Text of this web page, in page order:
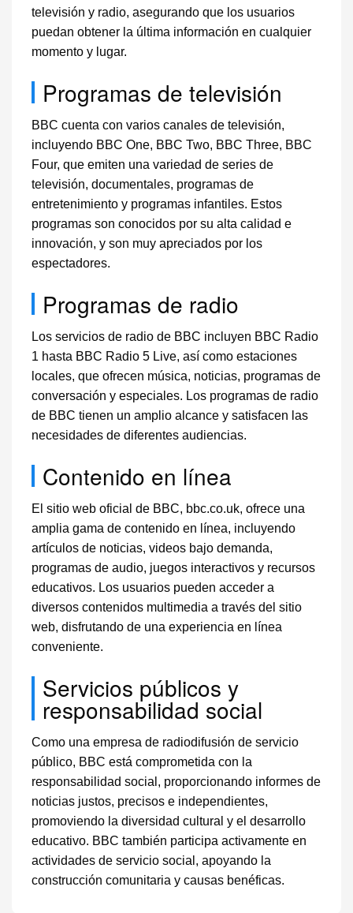
televisión y radio, asegurando que los usuarios
puedan obtener la última información en cualquier
momento y lugar.
Programas de televisión
BBC cuenta con varios canales de televisión,
incluyendo BBC One, BBC Two, BBC Three, BBC
Four, que emiten una variedad de series de
televisión, documentales, programas de
entretenimiento y programas infantiles. Estos
programas son conocidos por su alta calidad e
innovación, y son muy apreciados por los
espectadores.
Programas de radio
Los servicios de radio de BBC incluyen BBC Radio
1 hasta BBC Radio 5 Live, así como estaciones
locales, que ofrecen música, noticias, programas de
conversación y especiales. Los programas de radio
de BBC tienen un amplio alcance y satisfacen las
necesidades de diferentes audiencias.
Contenido en línea
El sitio web oficial de BBC, bbc.co.uk, ofrece una
amplia gama de contenido en línea, incluyendo
artículos de noticias, videos bajo demanda,
programas de audio, juegos interactivos y recursos
educativos. Los usuarios pueden acceder a
diversos contenidos multimedia a través del sitio
web, disfrutando de una experiencia en línea
conveniente.
Servicios públicos y
responsabilidad social
Como una empresa de radiodifusión de servicio
público, BBC está comprometida con la
responsabilidad social, proporcionando informes de
noticias justos, precisos e independientes,
promoviendo la diversidad cultural y el desarrollo
educativo. BBC también participa activamente en
actividades de servicio social, apoyando la
construcción comunitaria y causas benéficas.